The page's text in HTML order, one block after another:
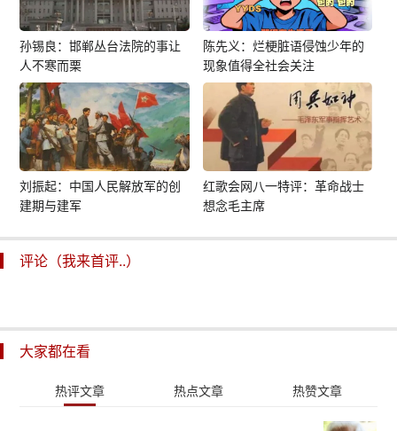
孙锡良：邯郸丛台法院的事让
人不寒而栗
陈先义：烂梗脏语侵蚀少年的
现象值得全社会关注
刘振起：中国人民解放军的创
建期与建军
红歌会网八一特评：革命战士
想念毛主席
评论（我来首评..）
大家都在看
热评文章 热点文章 热赞文章